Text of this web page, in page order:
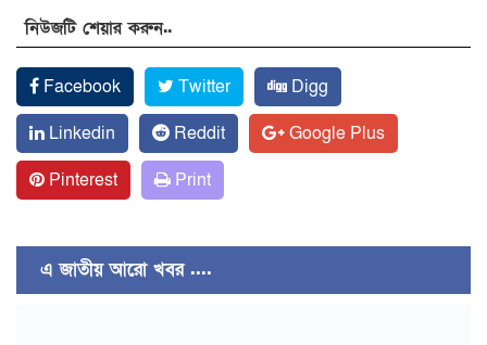
নিউজটি শেয়ার করুন..
Facebook Twitter
Digg
Linkedin
Reddit
Google Plus
Pinterest
Print
এ জাতীয় আরো খবর ....